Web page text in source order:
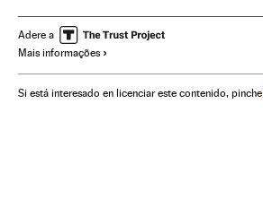
Saúde Doenças infecciosas
Adere a
Mais informações
Si está interesado en licenciar este contenido, pinche